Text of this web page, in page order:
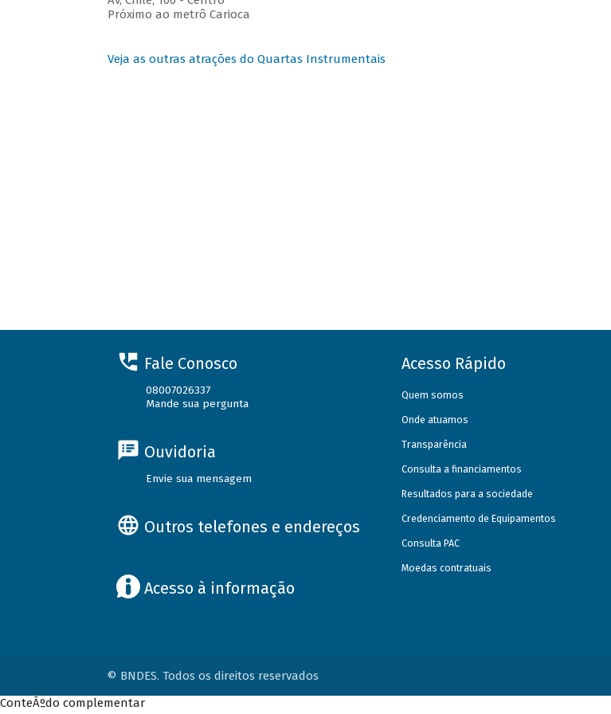
Próximo ao metrô Carioca
Veja as outras atrações do Quartas Instrumentais
Fale Conosco
08007026337
Mande sua pergunta
Ouvidoria
Envie sua mensagem
Outros telefones e endereços
Acesso à informação
Acesso Rápido
Quem somos
Onde atuamos
Transparência
Consulta a financiamentos
Resultados para a sociedade
Credenciamento de Equipamentos
Consulta PAC
Moedas contratuais
© BNDES. Todos os direitos reservados
ConteÃºdo complementar